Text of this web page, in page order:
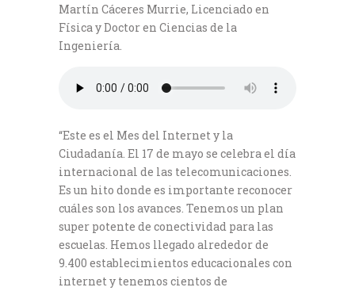
Martín Cáceres Murrie, Licenciado en
Física y Doctor en Ciencias de la
Ingeniería.
“Este es el Mes del Internet y la
Ciudadanía. El 17 de mayo se celebra el día
internacional de las telecomunicaciones.
Es un hito donde es importante reconocer
cuáles son los avances. Tenemos un plan
super potente de conectividad para las
escuelas. Hemos llegado alrededor de
9.400 establecimientos educacionales con
internet y tenemos cientos de